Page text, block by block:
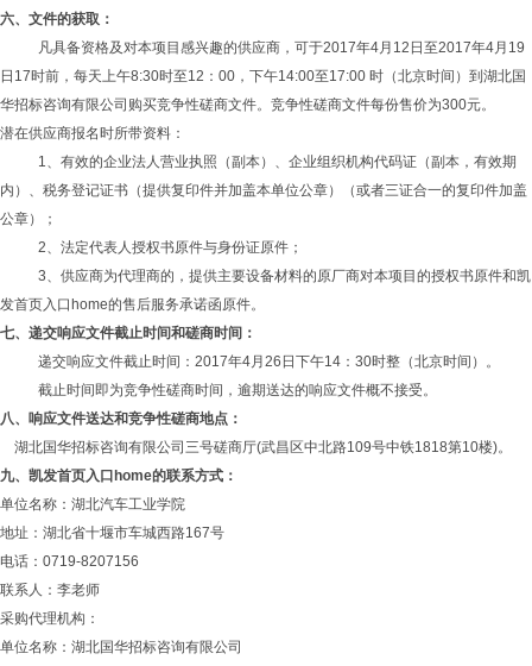
六、文件的获取：
凡具备资格及对本项目感兴趣的供应商，可于2017年4月12日至2017年4月19
日17时前，每天上午8:30时至12：00，下午14:00至17:00 时（北京时间）到湖北国
华招标咨询有限公司购买竞争性磋商文件。竞争性磋商文件每份售价为300元。
潜在供应商报名时所带资料：
1、有效的企业法人营业执照（副本）、企业组织机构代码证（副本，有效期
内）、税务登记证书（提供复印件并加盖本单位公章）（或者三证合一的复印件加盖
公章）；
2、法定代表人授权书原件与身份证原件；
3、供应商为代理商的，提供主要设备材料的原厂商对本项目的授权书原件和凯
发首页入口home的售后服务承诺函原件。
七、递交响应文件截止时间和磋商时间：
递交响应文件截止时间：2017年4月26日下午14：30时整（北京时间）。
截止时间即为竞争性磋商时间，逾期送达的响应文件概不接受。
八、响应文件送达和竞争性磋商地点：
湖北国华招标咨询有限公司 三号磋商厅(武昌区中北路109号中铁1818第10楼)。
九、凯发首页入口home的联系方式：
单位名称：湖北汽车工业学院
地址：湖北省十堰市车城西路167号
电话：0719-8207156
联系人：李老师
采购代理机构：
单位名称：湖北国华招标咨询有限公司